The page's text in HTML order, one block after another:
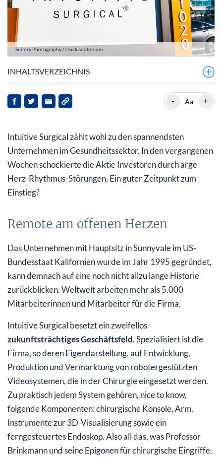
Sundry Photography / stock.adobe.com
INHALTSVERZEICHNIS
Remote am offenen Herzen
Gründe für den Kursverlust
- Aa +
Intuitive Surgical zählt wohl zu den spannendsten
Unternehmen im Gesundheitssektor. In den vergangenen
Wochen schockierte die Aktie Investoren durch arge
Herz-Rhythmus-Störungen. Ein guter Zeitpunkt zum
Einstieg?
Remote am offenen Herzen
Das Unternehmen mit Hauptsitz in Sunnyvale im US-
Bundesstaat Kalifornien wurde im Jahr 1995 gegründet,
kann demnach auf eine noch nicht allzu lange Historie
zurückblicken. Weltweit arbeiten mehr als 5.000
Mitarbeiterinnen und Mitarbeiter für die Firma.
Intuitive Surgical besetzt ein zweifellos
zukunftsträchtiges Geschäftsfeld. Spezialisiert ist die
Firma, so deren Eigendarstellung, auf Entwicklung,
Produktion und Vermarktung von robotergestützten
Videosystemen, die in der Chirurgie eingesetzt werden.
Zu praktisch jedem System gehören, nice to know,
folgende Komponenten: chirurgische Konsole, Arm,
Instrumente zur 3D-Visualisierung sowie ein
ferngesteuertes Endoskop. Also all das, was Professor
Brinkmann und seine Epigonen für chirurgische Eingriffe,